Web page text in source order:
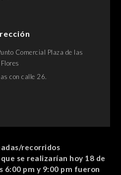
Comercial Plaza de las
Flores
con calle 26.
recorridos
se realizarían hoy 18 de
6:00 pm y 9:00 pm fueron